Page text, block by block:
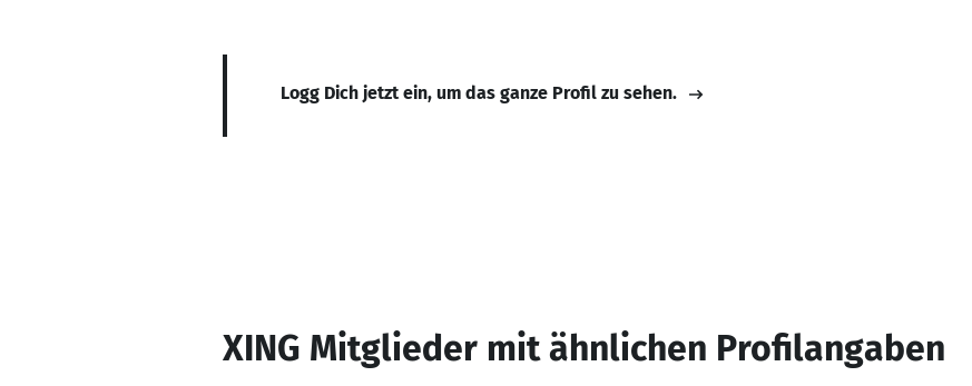
Logg Dich jetzt ein, um das ganze Profil zu sehen.
XING Mitglieder mit ähnlichen Profilangaben